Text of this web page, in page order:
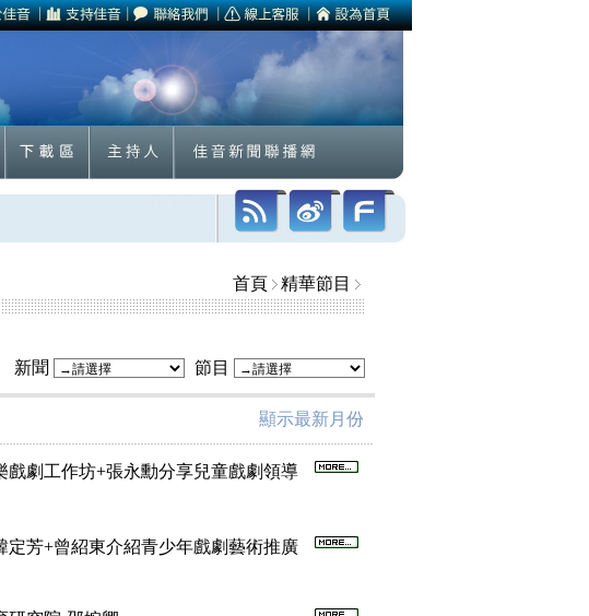
首頁 精華節目
新聞 節目
顯示最新月份
戲劇工作坊+張永勳分享兒童戲劇領導
定芳+曾紹東介紹青少年戲劇藝術推廣